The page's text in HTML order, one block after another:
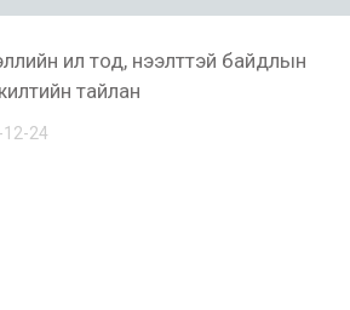
ил тод, нээлттэй байдлын
тайлан
24